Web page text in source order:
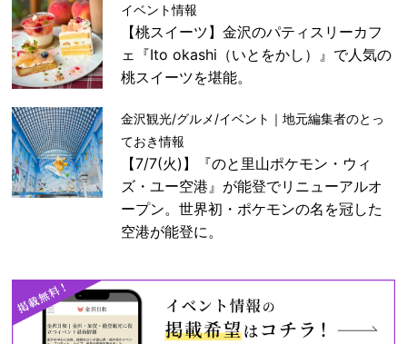
イベント情報
【桃スイーツ】金沢のパティスリーカフ
ェ『Ito okashi（いとをかし）』で人気の
桃スイーツを堪能。
金沢観光/グルメ/イベント｜地元編集者のとっ
ておき情報
【7/7(火)】『のと里山ポケモン・ウィ
ズ・ユー空港』が能登でリニューアルオ
ープン。世界初・ポケモンの名を冠した
空港が能登に。